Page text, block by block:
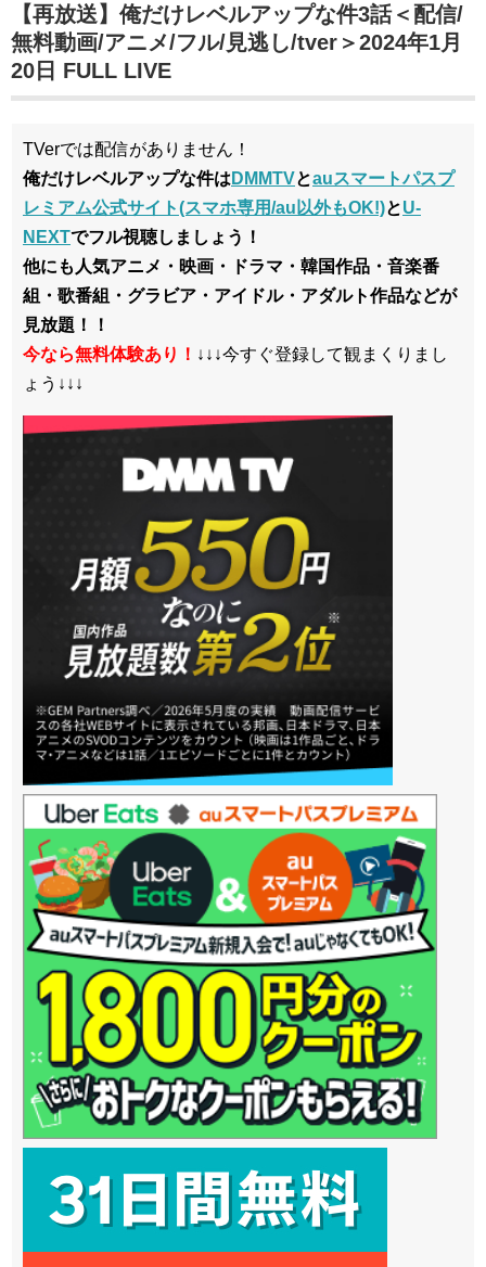
【再放送】俺だけレベルアップな件3話＜配信/
無料動画/アニメ/フル/見逃し/tver＞2024年1月
20日 FULL LIVE
TVerでは配信がありません！
俺だけレベルアップな件は DMMTVとauスマートパスプ
レミアム公式サイト(スマホ専用/au以外もOK!)とU-
NEXTでフル視聴しましょう！
他にも人気アニメ・映画・ドラマ・韓国作品・音楽番
組・歌番組・グラビア・アイドル・アダルト作品などが
見放題！！
今なら無料体験あり！ ↓↓↓今すぐ登録して観まくりまし
ょう↓↓↓